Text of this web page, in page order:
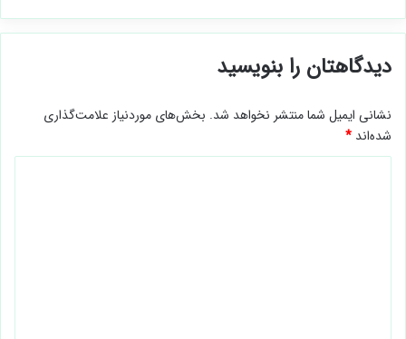
دیدگاهتان را بنویسید
نشانی ایمیل شما منتشر نخواهد شد. بخش‌های موردنیاز علامت‌گذاری
شده‌اند *